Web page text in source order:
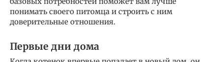
понимать своего питомца и строить с ним
доверительные отношения.
Первые дни дома